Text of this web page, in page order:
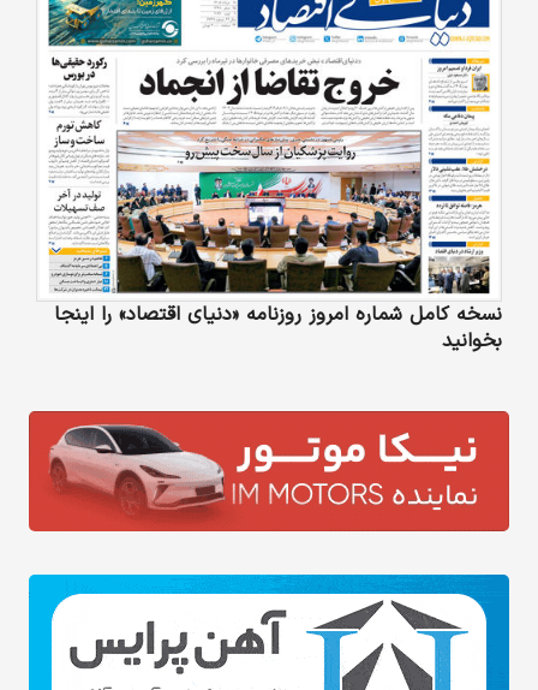
نسخه کامل شماره امروز روزنامه «دنیای‌ اقتصاد» را اینجا
بخوانید